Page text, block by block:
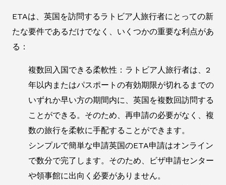
ETAは、英国を訪問するラトビア人旅行者にとっての新
たな要件であるだけでなく、いくつかの重要な利点があ
る：
複数回入国できる柔軟性：ラトビア人旅行者は、2
年以内またはパスポートの有効期限が切れるまでの
いずれか早い方の期間内に、英国を複数回訪問する
ことができる。そのため、再申請の必要がなく、複
数の旅行を柔軟に手配することができます。
シンプルで簡単な申請英国のETA申請はオンライン
で数分で完了します。そのため、ビザ申請センター
や領事館に出向く必要がありません。